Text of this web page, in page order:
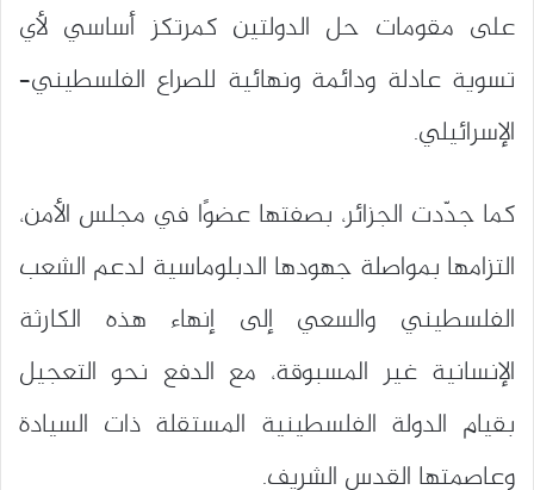
على مقومات حل الدولتين كمرتكز أساسي لأي
تسوية عادلة ودائمة ونهائية للصراع الفلسطيني–
الإسرائيلي.
كما جدّدت الجزائر، بصفتها عضوًا في مجلس الأمن،
التزامها بمواصلة جهودها الدبلوماسية لدعم الشعب
الفلسطيني والسعي إلى إنهاء هذه الكارثة
الإنسانية غير المسبوقة، مع الدفع نحو التعجيل
بقيام الدولة الفلسطينية المستقلة ذات السيادة
وعاصمتها القدس الشريف.